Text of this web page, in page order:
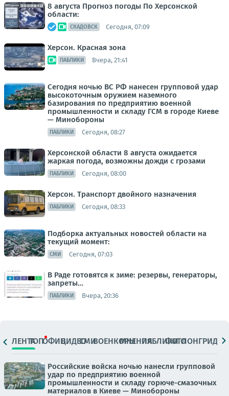
8 августа Прогноз погоды По Херсонской
области:
СКАДОВСК Сегодня, 07:09
Херсон. Красная зона
ПАБЛИКИ Вчера, 21:41
Сегодня ночью ВС РФ нанесен групповой удар
высокоточным оружием наземного
базирования по предприятию военной
промышленности и складу ГСМ в городе Киеве
— Минобороны
ПАБЛИКИ Сегодня, 08:27
Херсонской области 8 августа ожидается
жаркая погода, возможны дожди с грозами
ПАБЛИКИ Сегодня, 08:00
Херсон. Транспорт двойного назначения
ПАБЛИКИ Сегодня, 08:33
Подборка актуальных новостей области на
текущий момент:
СМИ Сегодня, 07:03
В Раде готовятся к зиме: резервы, генераторы,
запреты…
ПАБЛИКИ Вчера, 20:36
ЛЕНТАТОПОФИЦ.ВИДЕОСМИВОЕНКОРЫМНЕНИЯПАБЛИКИ
ФОТОЛОНГРИДЫ
Российские войска ночью нанесли групповой
удар по предприятию военной
промышленности и складу горюче-смазочных
материалов в Киеве — Минобороны